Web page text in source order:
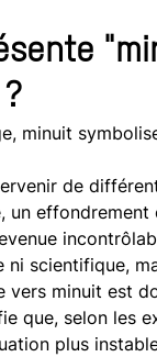
minuit
de
un effondrement
ni scientifique,
vers minuit est
que, selon les
plus